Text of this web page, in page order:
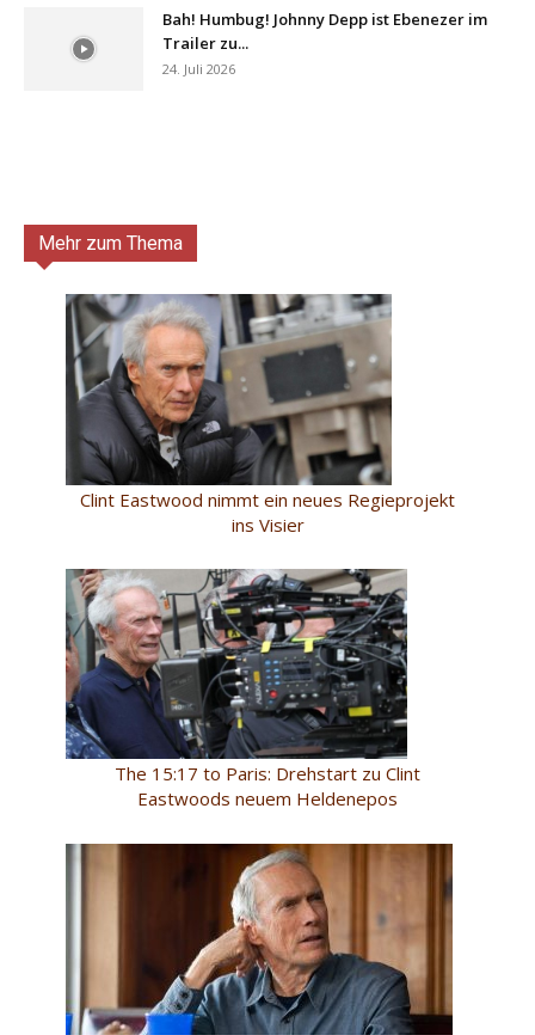
Bah! Humbug! Johnny Depp ist Ebenezer im
Trailer zu...
24. Juli 2026
Mehr zum Thema
Clint Eastwood nimmt ein neues Regieprojekt
ins Visier
The 15:17 to Paris: Drehstart zu Clint
Eastwoods neuem Heldenepos